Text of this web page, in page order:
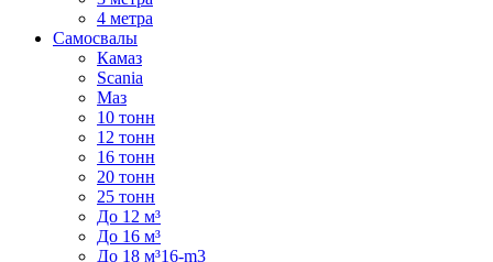
4 метра
Самосвалы
Камаз
Scania
Маз
10 тонн
12 тонн
16 тонн
20 тонн
25 тонн
До 12 м³
До 16 м³
До 18 м³16-m3